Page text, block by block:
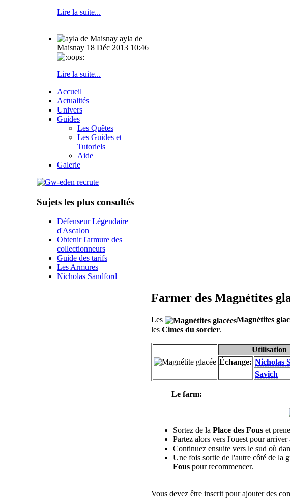
Lire la suite...
ayla de
Maisnay 18 Déc 2013 10:46
Lire la suite...
Accueil
Actualités
Univers
Guides
Les Quêtes
Les Guides et
Tutoriels
Aide
Galerie
Sujets les plus consultés
Défenseur Légendaire
d'Ascalon
Obtenir l'armure des
collectionneurs
Guide des tarifs
Les Armures
Nicholas Sandford
Farmer des Magnétites
Les Magnétites
les Cimes du sorcier.
Utilisation
Échange: Nicholas
Savich
Le farm:
Sortez de la Place des Fous et
Partez alors vers l'ouest pour
Continuez ensuite vers le sud où
Une fois sortie de l'autre côté de la
Fous pour recommencer.
Vous devez être inscrit pour ajouter des